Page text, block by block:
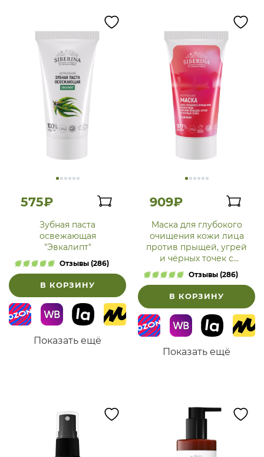
575₽
Зубная паста
освежающая
"Эвкалипт"
Отзывы (286)
В КОРЗИНУ
Показать ещё
909₽
Маска для глубокого
очищения кожи лица
против прыщей, угрей
и чёрных точек с
цинком
Отзывы (286)
В КОРЗИНУ
Показать ещё